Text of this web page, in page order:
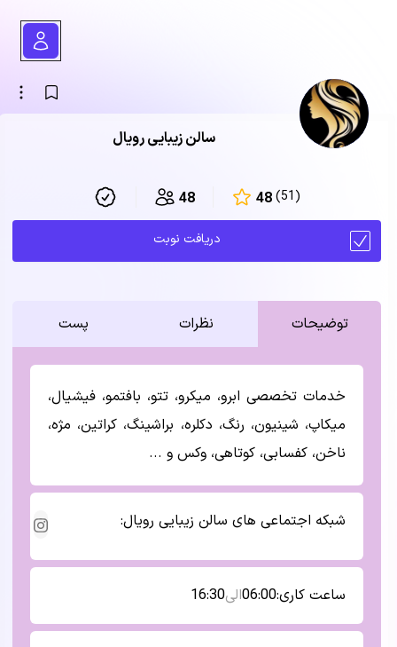
سالن زیبایی رویال
48 (51)
48
دریافت نوبت
توضیحات نظرات پست
خدمات تخصصی ابرو، میکرو، تتو، بافتمو، فیشیال،
میکاپ، شینیون، رنگ، دکلره، براشینگ، کراتین، مژه،
ناخن، کفسابی، کوتاهی، وکس و ...
شبکه اجتماعی های سالن زیبایی رویال:
ساعت کاری:06:00الی16:30